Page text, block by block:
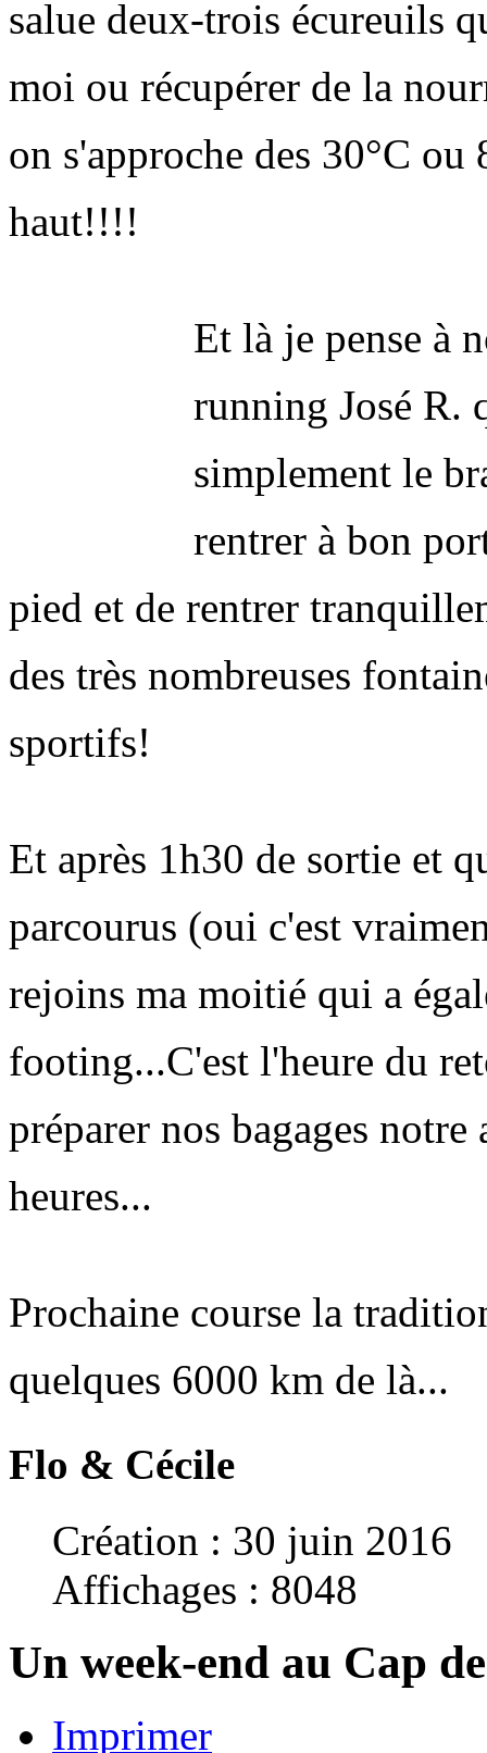
salue deux-trois écureuils
moi ou récupérer de la
on s'approche des 30°C
haut!!!!
Et là je pense à
running José R.
simplement le
rentrer à bon
pied et de rentrer
des très nombreuses
sportifs!
Et après 1h30 de sortie et
parcourus (oui c'est
rejoins ma moitié qui a
footing...C'est l'heure du
préparer nos bagages
heures...
Prochaine course la
quelques 6000 km de là...
Flo & Cécile
Création : 30 juin 2016
Affichages : 8048
Un week-end au Cap
Imprimer